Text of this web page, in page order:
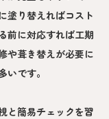
塗り替えればコスト
前に対応すれば工期
や葺き替えが必要に
です。
と簡易チェックを習